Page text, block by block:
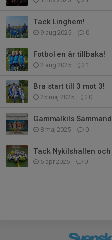
Tack Linghem!
9 aug 2025 0
Fotbollen är tillbaka!
2 aug 2025 1
Bra start till 3 mot 3!
25 maj 2025 0
Gammalkils
8 maj 2025 0
Tack Nykilshallen
5 apr 2025 0